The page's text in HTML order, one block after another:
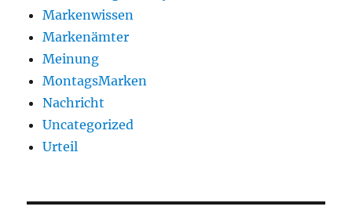
Markenwissen
Markenämter
Meinung
MontagsMarken
Nachricht
Uncategorized
Urteil